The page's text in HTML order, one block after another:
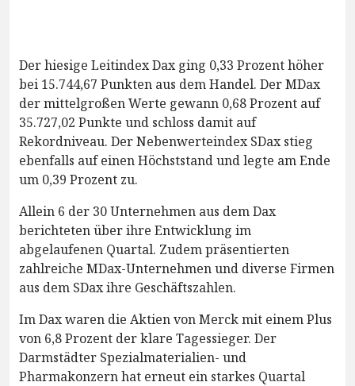
Der hiesige Leitindex Dax ging 0,33 Prozent höher
bei 15.744,67 Punkten aus dem Handel. Der MDax
der mittelgroßen Werte gewann 0,68 Prozent auf
35.727,02 Punkte und schloss damit auf
Rekordniveau. Der Nebenwerteindex SDax stieg
ebenfalls auf einen Höchststand und legte am Ende
um 0,39 Prozent zu.
Allein 6 der 30 Unternehmen aus dem Dax
berichteten über ihre Entwicklung im
abgelaufenen Quartal. Zudem präsentierten
zahlreiche MDax-Unternehmen und diverse Firmen
aus dem SDax ihre Geschäftszahlen.
Im Dax waren die Aktien von Merck mit einem Plus
von 6,8 Prozent der klare Tagessieger. Der
Darmstädter Spezialmaterialien- und
Pharmakonzern hat erneut ein starkes Quartal